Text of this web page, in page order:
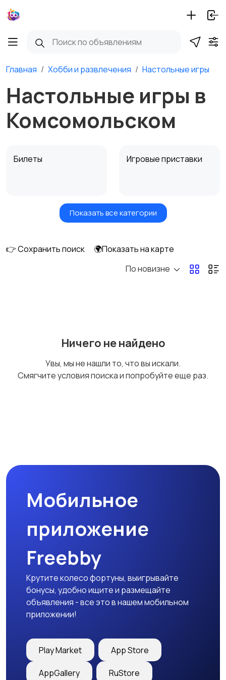
Главная Хобби и развлечения Настольные игры
Настольные игры в
Комсомольском
Билеты Игровые приставки
Игры для приставок и
Книги и журналы
Материалы для
инструменты
Показать все категории
👉 Сохранить поиск
🌍Показать на карте
По новизне
Ничего не найдено
Увы, мы не нашли то, что вы искали.
Смягчите условия поиска и попробуйте еще раз.
Мобильное
приложение
Freebby
Крутите колесо фортуны, выигрывайте
бонусы, удобно ищите и размещайте
объявления - все это в нашем мобильном
приложении!
Play Market App Store
AppGallery RuStore